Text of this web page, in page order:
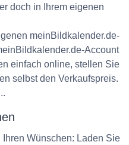
doch in Ihrem eigenen
meinBildkalender.de-
Account
einfach online, stellen Sie
selbst den Verkaufspreis.
Wünschen: Laden Sie